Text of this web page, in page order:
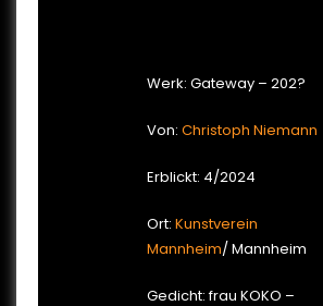
Werk: Gateway – 202?
Von: Christoph Niemann
Erblickt: 4/2024
Ort: Kunstverein
Mannheim/ Mannheim
Gedicht: frau KOKO –